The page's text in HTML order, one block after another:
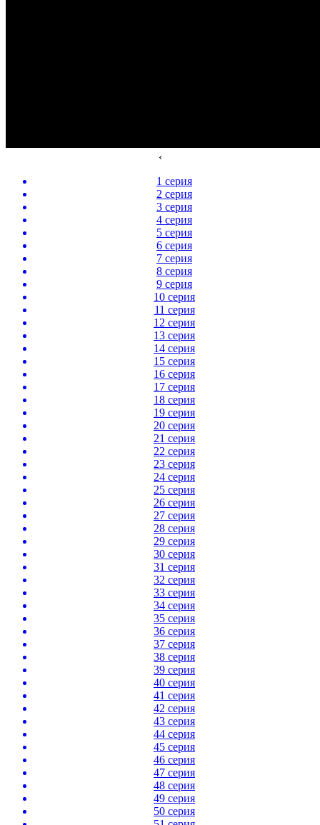
‹
1 серия
2 серия
3 серия
4 серия
5 серия
6 серия
7 серия
8 серия
9 серия
10 серия
11 серия
12 серия
13 серия
14 серия
15 серия
16 серия
17 серия
18 серия
19 серия
20 серия
21 серия
22 серия
23 серия
24 серия
25 серия
26 серия
27 серия
28 серия
29 серия
30 серия
31 серия
32 серия
33 серия
34 серия
35 серия
36 серия
37 серия
38 серия
39 серия
40 серия
41 серия
42 серия
43 серия
44 серия
45 серия
46 серия
47 серия
48 серия
49 серия
50 серия